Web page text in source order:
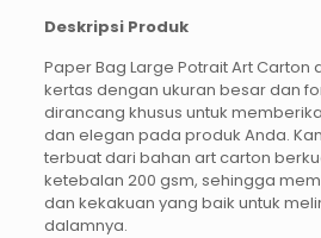
Deskripsi Produk
Paper Bag Large Potrait Art Carton
kertas dengan ukuran besar dan
dirancang khusus untuk
dan elegan pada produk Anda.
terbuat dari bahan art carton
ketebalan 200 gsm, sehingga
dan kekakuan yang baik untuk
dalamnya.